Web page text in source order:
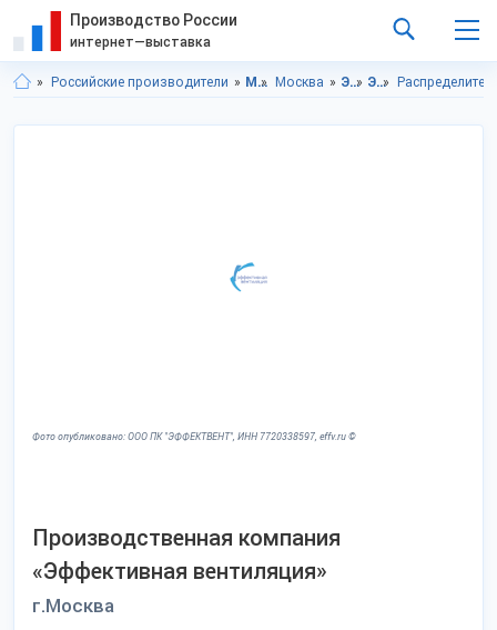
Производство России
интернет—выставка
Российские производители Московская область Москва Электротовары Электромонтажное оборудование
Фото опубликовано: ООО ПК "ЭФФЕКТВЕНТ", ИНН 7720338597, effv.ru ©
Производственная компания
«Эффективная вентиляция»
г.Москва